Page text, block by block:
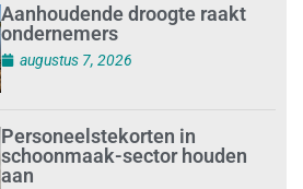
Aanhoudende droogte raakt
ondernemers
augustus 7, 2026
Personeelstekorten in
schoonmaak-sector houden
aan